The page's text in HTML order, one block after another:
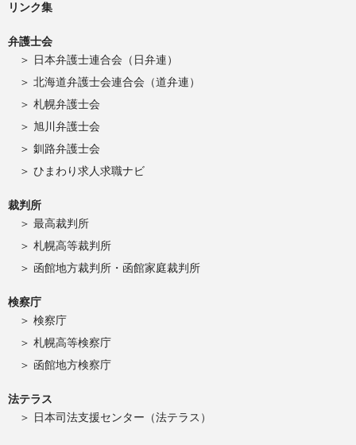
リンク集
弁護士会
日本弁護士連合会（日弁連）
北海道弁護士会連合会（道弁連）
札幌弁護士会
旭川弁護士会
釧路弁護士会
ひまわり求人求職ナビ
裁判所
最高裁判所
札幌高等裁判所
函館地方裁判所・函館家庭裁判所
検察庁
検察庁
札幌高等検察庁
函館地方検察庁
法テラス
日本司法支援センター（法テラス）